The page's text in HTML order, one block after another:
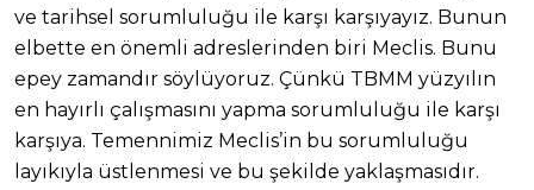
ve tarihsel sorumluluğu ile karşı karşıyayız. Bunun
elbette en önemli adreslerinden biri Meclis. Bunu
epey zamandır söylüyoruz. Çünkü TBMM yüzyılın
en hayırlı çalışmasını yapma sorumluluğu ile karşı
karşıya. Temennimiz Meclis’in bu sorumluluğu
layıkıyla üstlenmesi ve bu şekilde yaklaşmasıdır.